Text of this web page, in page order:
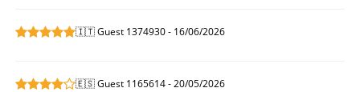
🇮🇹 Guest 1374930 - 16/06/2026
🇪🇸 Guest 1165614 - 20/05/2026